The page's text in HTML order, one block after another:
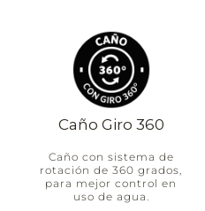
Caño Giro 360
Caño con sistema de
rotación de 360 grados,
para mejor control en
uso de agua.